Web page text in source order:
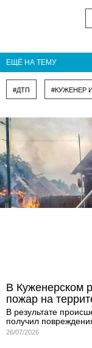
ЕЩЁ НА ТЕМУ
#ДТП #КУЖЕНЕР
В Куженерском
пожар на
В результате
получил
26/07/2026